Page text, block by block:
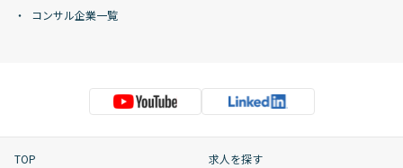
コンサル企業一覧
TOP
求人を探す